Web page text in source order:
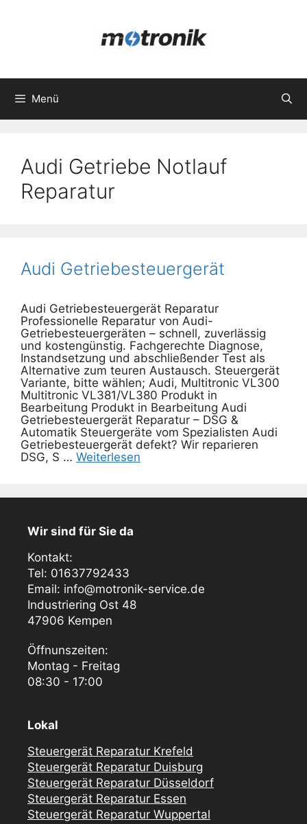
Menü
Audi Getriebe Notlauf
Reparatur
Audi Getriebesteuergerät
Audi Getriebesteuergerät Reparatur
Professionelle Reparatur von Audi-
Getriebesteuergeräten – schnell, zuverlässig
und kostengünstig. Fachgerechte Diagnose,
Instandsetzung und abschließender Test als
Alternative zum teuren Austausch. Steuergerät
Variante, bitte wählen; Audi, Multitronic VL300
Multitronic VL381/VL380 Produkt in
Bearbeitung Produkt in Bearbeitung Audi
Getriebesteuergerät Reparatur – DSG &
Automatik Steuergeräte vom Spezialisten Audi
Getriebesteuergerät defekt? Wir reparieren
DSG, S … Weiterlesen
Wir sind für Sie da
Kontakt:
Tel: 01637792433
Email: info@motronik-service.de
Industriering Ost 48
47906 Kempen
Öffnunszeiten:
Montag - Freitag
08:30 - 17:00
Lokal
Steuergerät Reparatur Krefeld
Steuergerät Reparatur Duisburg
Steuergerät Reparatur Düsseldorf
Steuergerät Reparatur Essen
Steuergerät Reparatur Wuppertal